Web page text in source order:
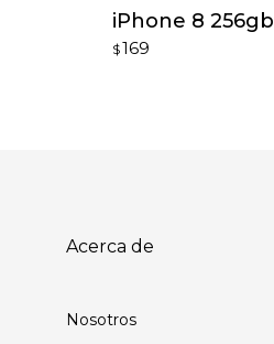
iPhone 8 256gb
$169
Acerca de
Nosotros